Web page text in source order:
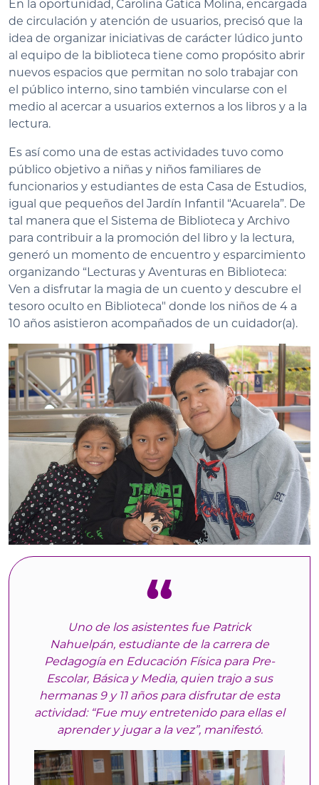
En la oportunidad, Carolina Gatica Molina, encargada
de circulación y atención de usuarios, precisó que la
idea de organizar iniciativas de carácter lúdico junto
al equipo de la biblioteca tiene como propósito abrir
nuevos espacios que permitan no solo trabajar con
el público interno, sino también vincularse con el
medio al acercar a usuarios externos a los libros y a la
lectura.
Es así como una de estas actividades tuvo como
público objetivo a niñas y niños familiares de
funcionarios y estudiantes de esta Casa de Estudios,
igual que pequeños del Jardín Infantil “Acuarela”. De
tal manera que el Sistema de Biblioteca y Archivo
para contribuir a la promoción del libro y la lectura,
generó un momento de encuentro y esparcimiento
organizando “Lecturas y Aventuras en Biblioteca:
Ven a disfrutar la magia de un cuento y descubre el
tesoro oculto en Biblioteca" donde los niños de 4 a
10 años asistieron acompañados de un cuidador(a).
Uno de los asistentes fue Patrick
Nahuelpán, estudiante de la carrera de
Pedagogía en Educación Física para Pre-
Escolar, Básica y Media, quien trajo a sus
hermanas 9 y 11 años para disfrutar de esta
actividad: “Fue muy entretenido para ellas el
aprender y jugar a la vez”, manifestó.